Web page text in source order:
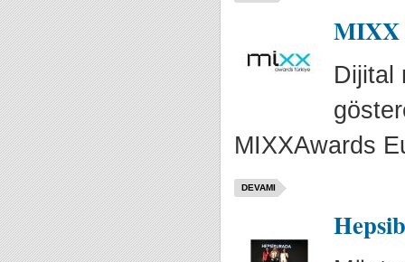
MIXX
Dijital
MIXXAwards
DEVAMI